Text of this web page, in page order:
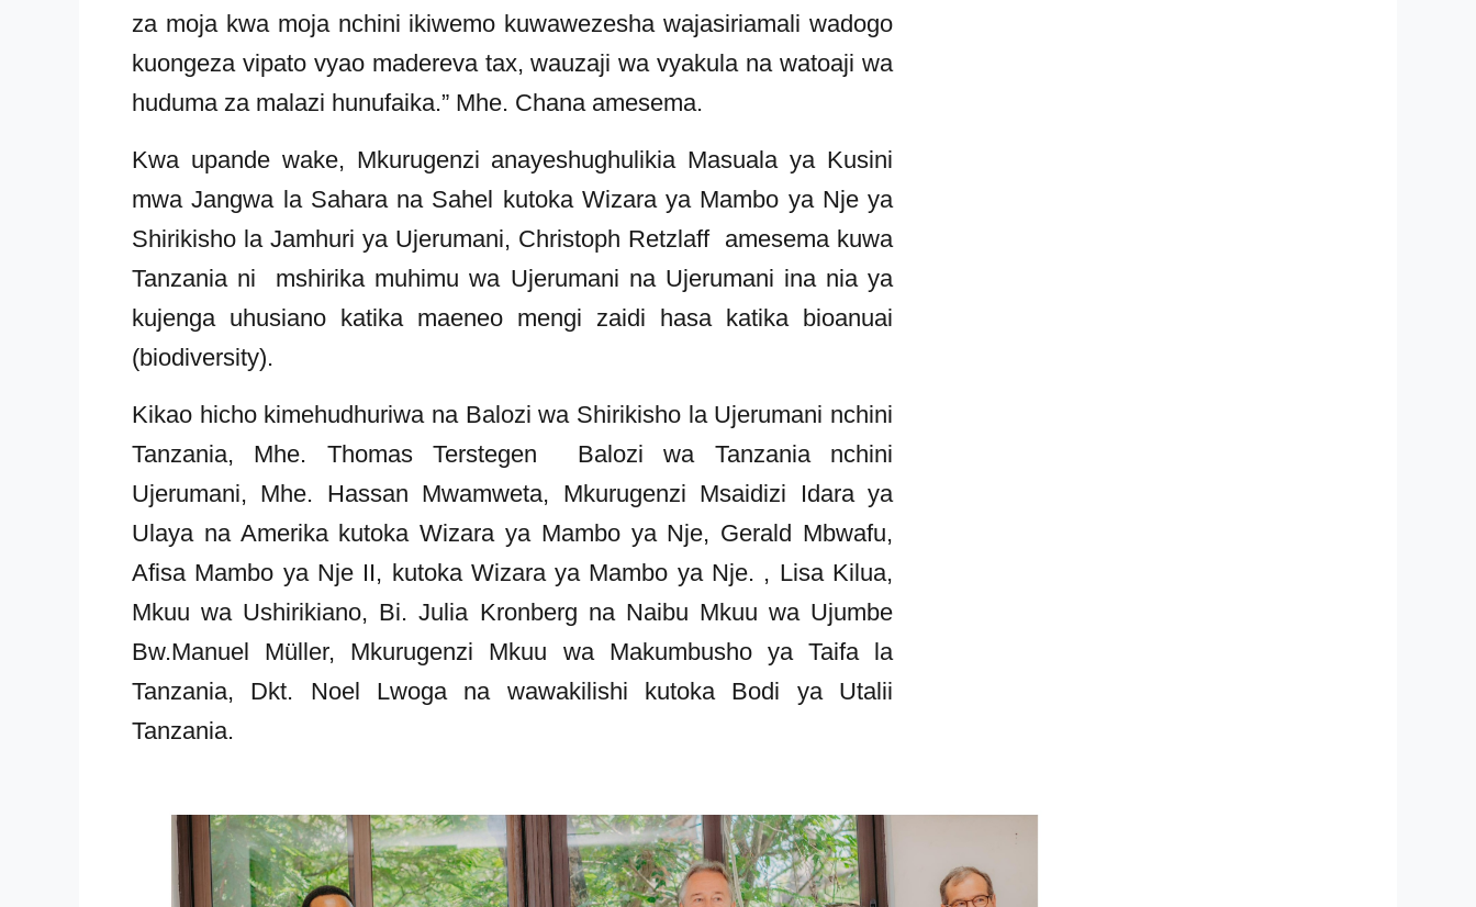
za moja kwa moja nchini ikiwemo kuwawezesha wajasiriamali wadogo
kuongeza vipato vyao madereva tax, wauzaji wa vyakula na watoaji wa
huduma za malazi hunufaika.” Mhe. Chana amesema.
Kwa upande wake, Mkurugenzi anayeshughulikia Masuala ya Kusini
mwa Jangwa la Sahara na Sahel kutoka Wizara ya Mambo ya Nje ya
Shirikisho la Jamhuri ya Ujerumani, Christoph Retzlaff amesema kuwa
Tanzania ni mshirika muhimu wa Ujerumani na Ujerumani ina nia ya
kujenga uhusiano katika maeneo mengi zaidi hasa katika bioanuai
(biodiversity).
Kikao hicho kimehudhuriwa na Balozi wa Shirikisho la Ujerumani nchini
Tanzania, Mhe. Thomas Terstegen Balozi wa Tanzania nchini
Ujerumani, Mhe. Hassan Mwamweta,⁠ Mkurugenzi Msaidizi Idara ya
Ulaya na Amerika kutoka Wizara ya Mambo ya Nje, Gerald Mbwafu,
Afisa Mambo ya Nje II, kutoka Wizara ya Mambo ya Nje. , ⁠Lisa Kilua,
Mkuu wa Ushirikiano, Bi. Julia Kronberg na Naibu Mkuu wa Ujumbe
Bw.Manuel Müller, Mkurugenzi Mkuu wa Makumbusho ya Taifa la
Tanzania, Dkt. Noel Lwoga na wawakilishi kutoka Bodi ya Utalii
Tanzania.